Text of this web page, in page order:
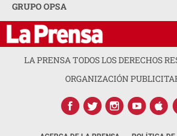
GRUPO OPSA
LA PRENSA TODOS LOS DERECHOS
ORGANIZACIÓN